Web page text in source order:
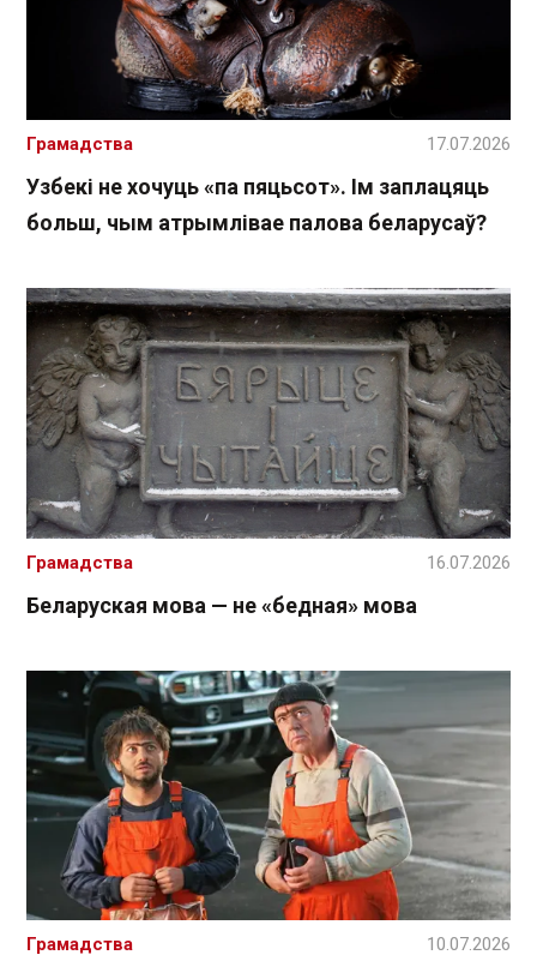
Узбекі не хочуць «па пяцьсот». Ім заплацяць
больш, чым атрымлівае палова беларусаў?
Грамадства 17.07.2026
Беларуская мова — не «бедная» мова
Грамадства 16.07.2026
Грамадства 10.07.2026